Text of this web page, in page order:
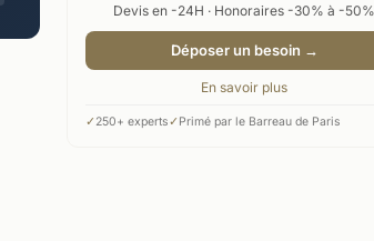
Devis en -24H · Honoraires -30% à -50%
Déposer un besoin →
En savoir plus
✓ 250+ experts✓ Primé par le Barreau de Paris